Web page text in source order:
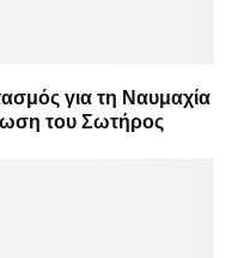
για τη Ναυμαχία
του Σωτήρος